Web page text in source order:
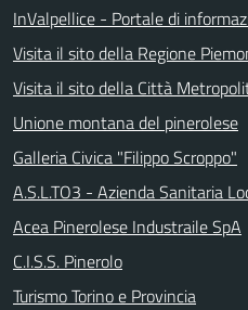
InValpellice - Portale di
Visita il sito della Regione
Visita il sito della Città
Unione montana del pinerolese
Galleria Civica "Filippo Scroppo"
A.S.L.TO3 - Azienda Sanitaria
Acea Pinerolese Industraile SpA
C.I.S.S. Pinerolo
Turismo Torino e Provincia